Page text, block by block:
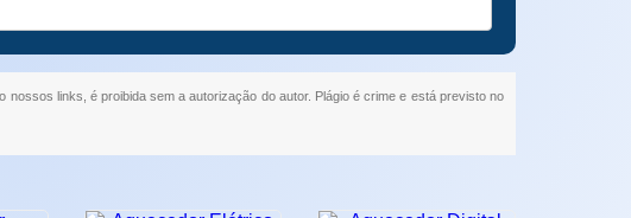
links, é proibida sem a autorização do autor. Plágio é crime e está previsto no